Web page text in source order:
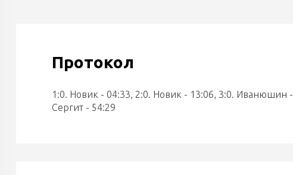
Протокол
1:0. Новик - 04:33, 2:0. Новик - 13:06, 3:0.
Сергит - 54:29